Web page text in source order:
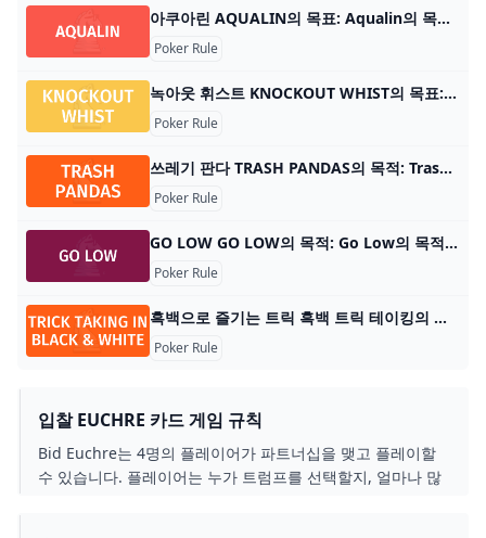
아쿠아린 AQUALIN의 목표: Aqualin의 목표는 게임이 끝날 때까지 가장 큰 물고기 떼를 가지고 가장 많은 포인트를 축적하는 플레이어가 되는 것입니다. 플레이어 수
Poker Rule
녹아웃 휘스트 KNOCKOUT WHIST의 목표: 게임에 남은 마지막 플레이어가 되세요. 플레이어 수: 2-7명 카드 수: 52장 카드 순위: (낮음) 2 – A (높음) 게임 유형: 트릭 테이킹
Poker Rule
쓰레기 판다 TRASH PANDAS의 목적: Trash Pandas의 목적은 게임이 끝났을 때 가장 많은 점수를 얻은 플레이어가 되는 것입니다. 플레이어 수: 2~4명 재료: 카드 54장, 토
Poker Rule
GO LOW GO LOW의 목적: Go Low의 목적은 5라운드 후 가장 낮은 점수를 얻은 플레이어가 되는 것입니다. 플레이어 수: 2~6명 재료: 게임 카드 75장 게임 유형: 카드 게
Poker Rule
흑백으로 즐기는 트릭 흑백 트릭 테이킹의 목적: 최종 라운드가 끝날 때까지 가장 많은 점수를 획득한 플레이어가 게임에서 승리합니다. 플레이어 수: 2~4명 내용: 카드 36장, 지침 카드
Poker Rule
입찰 EUCHRE 카드 게임 규칙
Bid Euchre는 4명의 플레이어가 파트너십을 맺고 플레이할
수 있습니다. 플레이어는 누가 트럼프를 선택할지, 얼마나 많